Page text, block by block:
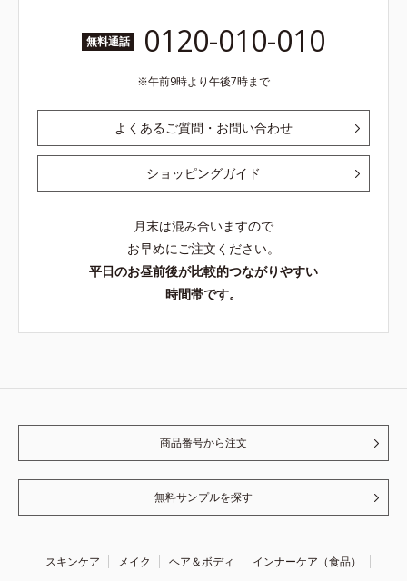
無料通話 0120-010-010
午前9時より午後7時まで
よくあるご質問・お問い合わせ
ショッピングガイド
月末は混み合いますので
お早めにご注文ください。
平日のお昼前後が比較的つながりやすい
時間帯です。
商品番号から注文
無料サンプルを探す
スキンケア メイク ヘア＆ボディ
インナーケア（食品）